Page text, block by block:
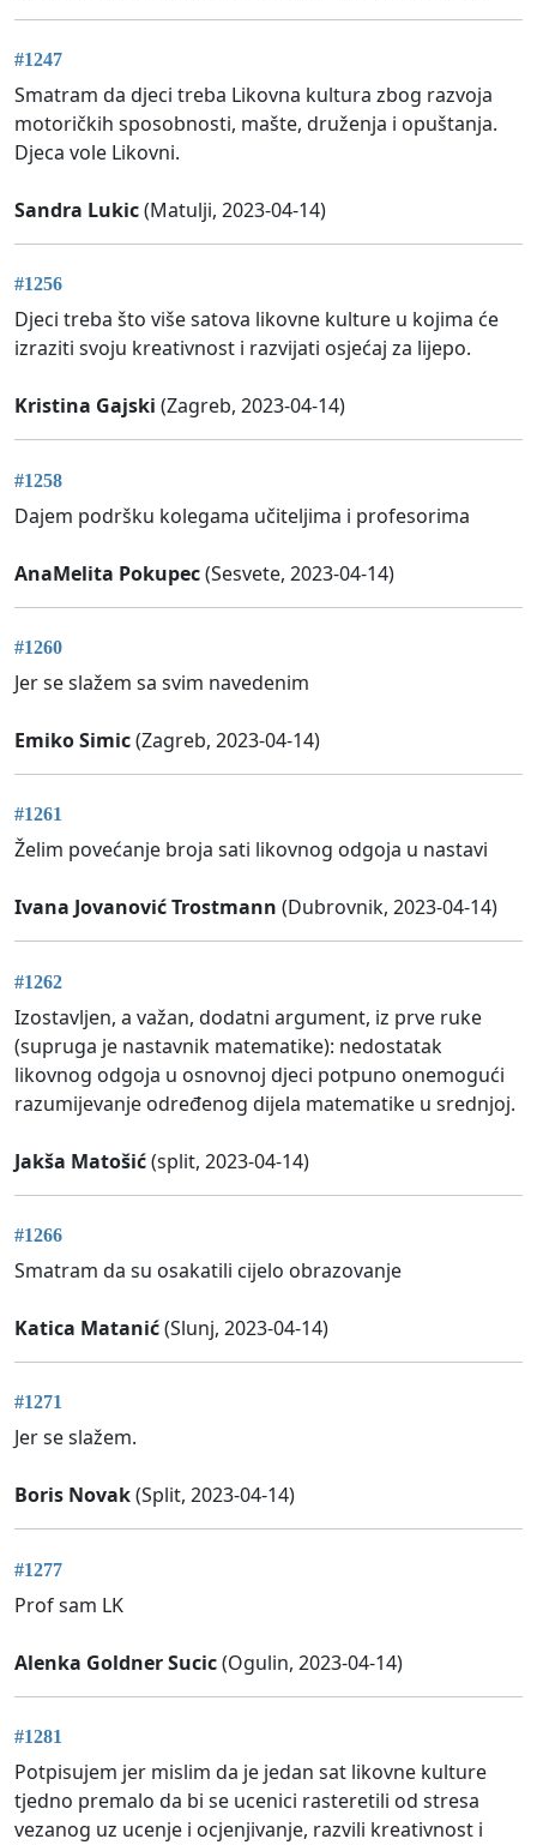
#1247
Smatram da djeci treba Likovna kultura zbog razvoja
motoričkih sposobnosti, mašte, druženja i opuštanja.
Djeca vole Likovni.
Sandra Lukic(Matulji, 2023-04-14)
#1256
Djeci treba što više satova likovne kulture u kojima će
izraziti svoju kreativnost i razvijati osjećaj za lijepo.
Kristina Gajski (Zagreb, 2023-04-14)
#1258
Dajem podršku kolegama učiteljima i profesorima
AnaMelita Pokupec(Sesvete, 2023-04-14)
#1260
Jer se slažem sa svim navedenim
Emiko Simic(Zagreb, 2023-04-14)
#1261
Želim povećanje broja sati likovnog odgoja u nastavi
Ivana Jovanović Trostmann (Dubrovnik, 2023-04-14)
#1262
Izostavljen, a važan, dodatni argument, iz prve ruke
(supruga je nastavnik matematike): nedostatak
likovnog odgoja u osnovnoj djeci potpuno onemogući
razumijevanje određenog dijela matematike u srednjoj.
Jakša Matošić(split, 2023-04-14)
#1266
Smatram da su osakatili cijelo obrazovanje
Katica Matanić(Slunj, 2023-04-14)
#1271
Jer se slažem.
Boris Novak(Split, 2023-04-14)
#1277
Prof sam LK
Alenka Goldner Sucic(Ogulin, 2023-04-14)
#1281
Potpisujem jer mislim da je jedan sat likovne kulture
tjedno premalo da bi se ucenici rasteretili od stresa
vezanog uz ucenje i ocjenjivanje, razvili kreativnost i